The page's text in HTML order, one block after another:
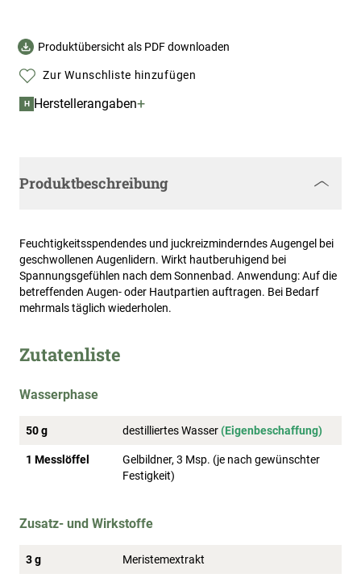
Produktübersicht als PDF downloaden
Zur Wunschliste hinzufügen
H Herstellerangaben+
Produktbeschreibung
Feuchtigkeitsspendendes und juckreizminderndes Augengel bei
geschwollenen Augenlidern. Wirkt hautberuhigend bei
Spannungsgefühlen nach dem Sonnenbad. Anwendung: Auf die
betreffenden Augen- oder Hautpartien auftragen. Bei Bedarf
mehrmals täglich wiederholen.
Zutatenliste
Wasserphase
50 g destilliertes Wasser(Eigenbeschaffung)
1 Messlöffel
Gelbildner, 3 Msp. (je nach gewünschter
Festigkeit)
Zusatz- und Wirkstoffe
3 g Meristemextrakt